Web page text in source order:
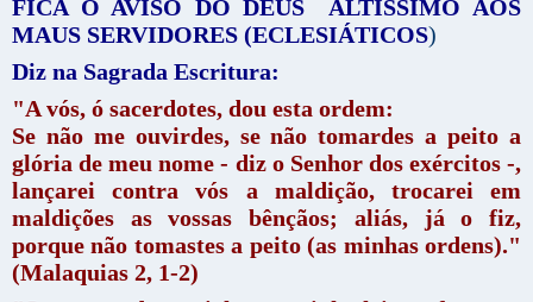
FICA O AVISO DO DEUS ALTÍSSIMO AOS
MAUS SERVIDORES (ECLESIÁTICOS)
Diz na Sagrada Escritura:
"A vós, ó sacerdotes, dou esta ordem:
Se não me ouvirdes, se não tomardes a peito a
glória de meu nome - diz o Senhor dos exércitos -,
lançarei contra vós a maldição, trocarei em
maldições as vossas bênçãos; aliás, já o fiz,
porque não tomastes a peito (as minhas ordens)."
(Malaquias 2, 1-2)